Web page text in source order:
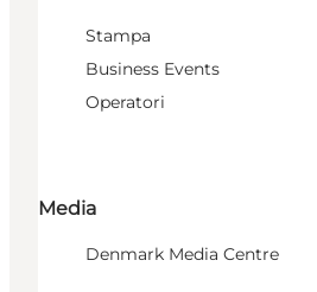
Stampa
Business Events
Operatori
Media
Denmark Media Centre